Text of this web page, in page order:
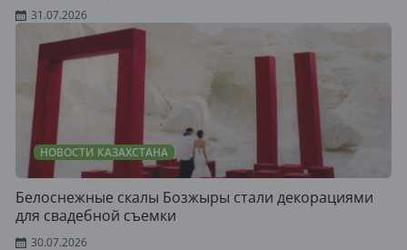
31.07.2026
НОВОСТИ КАЗАХСТАНА
Белоснежные скалы Бозжыры стали декорациями
для свадебной съемки
30.07.2026